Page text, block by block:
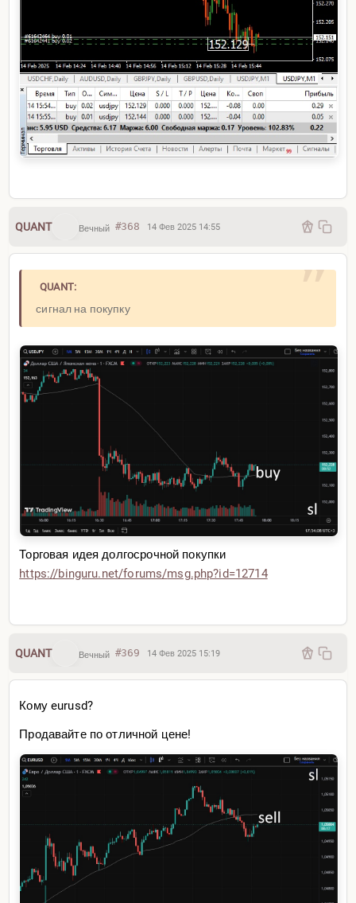
QUANT Вечный #368 14 Фев 2025 14:55
QUANT:
сигнал на покупку
Торговая идея долгосрочной покупки
https://binguru.net/forums/msg.php?id=12714
QUANT Вечный #369 14 Фев 2025 15:19
Кому eurusd?
Продавайте по отличной цене!